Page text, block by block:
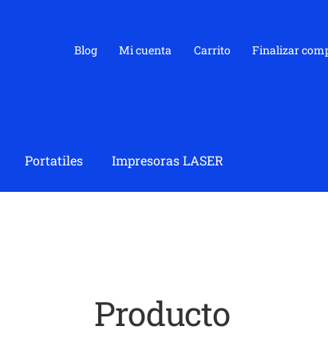
Blog Mi cuenta Carrito Finalizar
Portatiles Impresoras LASER
Producto